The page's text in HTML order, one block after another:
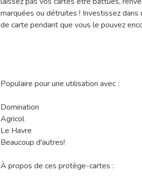
marquées ou détruites ! Investissez dans
de carte pendant que vous le pouvez
Populaire pour une utilisation avec :
Domination
Agricol
Le Havre
Beaucoup d'autres!
À propos de ces protège-cartes :